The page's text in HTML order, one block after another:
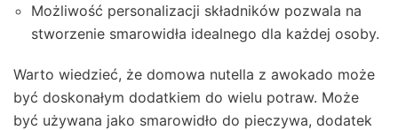
Możliwość personalizacji składników pozwala na
stworzenie smarowidła idealnego dla każdej osoby.
Warto wiedzieć, że domowa nutella z awokado może
być doskonałym dodatkiem do wielu potraw. Może
być używana jako smarowidło do pieczywa, dodatek